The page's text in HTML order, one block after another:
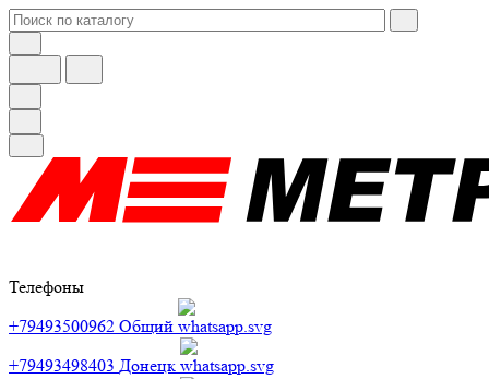
Телефоны
+79493500962 Общий
+79493498403 Донецк